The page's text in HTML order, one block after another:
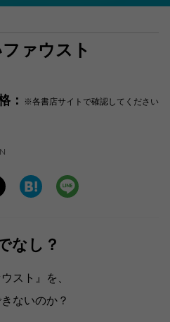
ァウスト
： ※各書店サイトで確認してください
なし？
スト』を、
ないのか？